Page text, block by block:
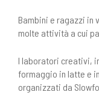
Bambini e ragazzi in
molte attività a cui
I laboratori creativi,
formaggio in latte e
organizzati da